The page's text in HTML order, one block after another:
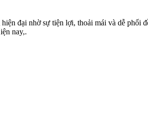
đại nhờ sự tiện lợi, thoải mái và dễ
nay,.